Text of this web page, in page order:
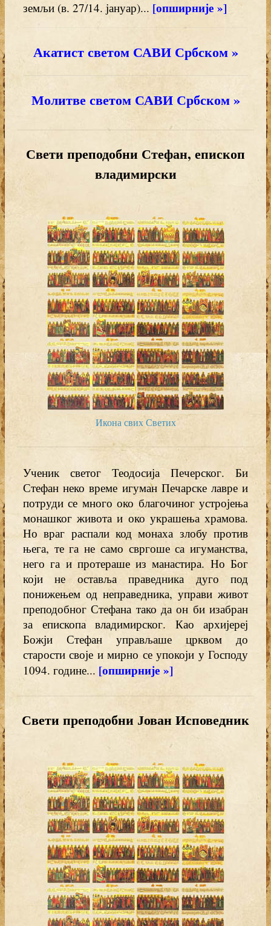
земљи (в. 27/14. јануар)... [опширније »]
Акатист светом САВИ Србском »
Молитве светом САВИ Србском »
Свети преподобни Стефан, епископ
владимирски
Икона свих Светих
Ученик светог Теодосија Печерског. Би
Стефан неко време игуман Печарске лавре и
потруди се много око благочиног устројења
монашког живота и око украшења храмова.
Но враг распали код монаха злобу против
њега, те га не само свргоше са игуманства,
него га и протераше из манастира. Но Бог
који не оставља праведника дуго под
понижењем од неправедника, управи живот
преподобног Стефана тако да он би изабран
за епископа владимирског. Као архијереј
Божји Стефан управљаше црквом до
старости своје и мирно се упокоји у Господу
1094. године... [опширније »]
Свети преподобни Јован Исповедник